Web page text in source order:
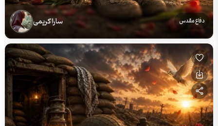
دفاع مقدس سارا کریمی